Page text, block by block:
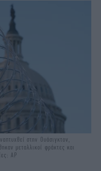
στην Ουάσιγκτον,
μεταλλικοί φράκτες και
ΑΡ